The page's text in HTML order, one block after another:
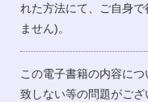
れた方法にて、ご自身
ません)。
この電子書籍の内容に
致しない等の問題がござ